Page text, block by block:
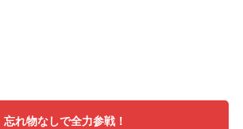
忘れ物なしで全力参戦！